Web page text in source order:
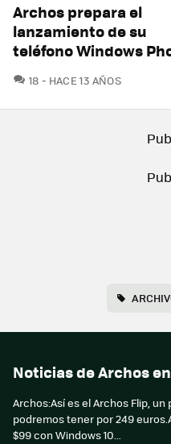
Archos prepara el
lanzamiento de su
teléfono Windows
18 COMENTARIOS
HACE 13 AÑOS
Noticias de Archos
Archos:Así es el Archos Flip,
podremos tener por 249
$99 con Windows 10...